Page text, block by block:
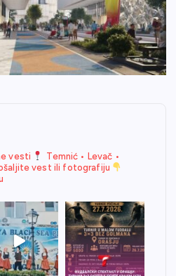
vesti
Temnić • Levač •
vest ili fotografiju